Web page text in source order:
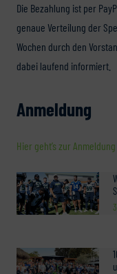
Die Bezahlung ist per
genaue Verteilung der
Wochen durch den
dabei laufend informiert.
Anmeldung
Hier geht’s zur Anmeldung